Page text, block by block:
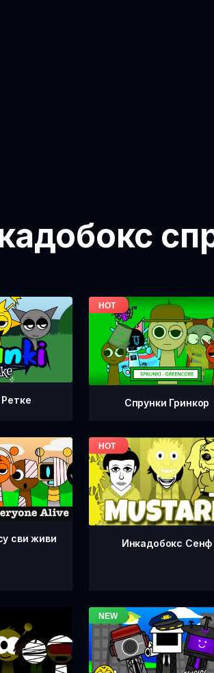
Спрунки Гринкор
сви живи Инкадобокс Сенф